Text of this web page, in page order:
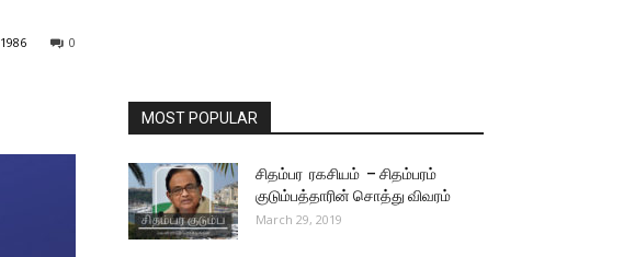
0
1986
MOST POPULAR
சிதம்பர ரகசியம் – சிதம்பரம்
குடும்பத்தாரின் சொத்து விவரம்
March 29, 2019